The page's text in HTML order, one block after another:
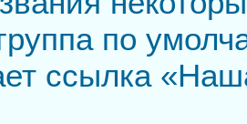
по
ссылка